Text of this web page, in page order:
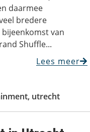
daarmee
bredere
van
Shuffle...
Lees meer
, utrecht